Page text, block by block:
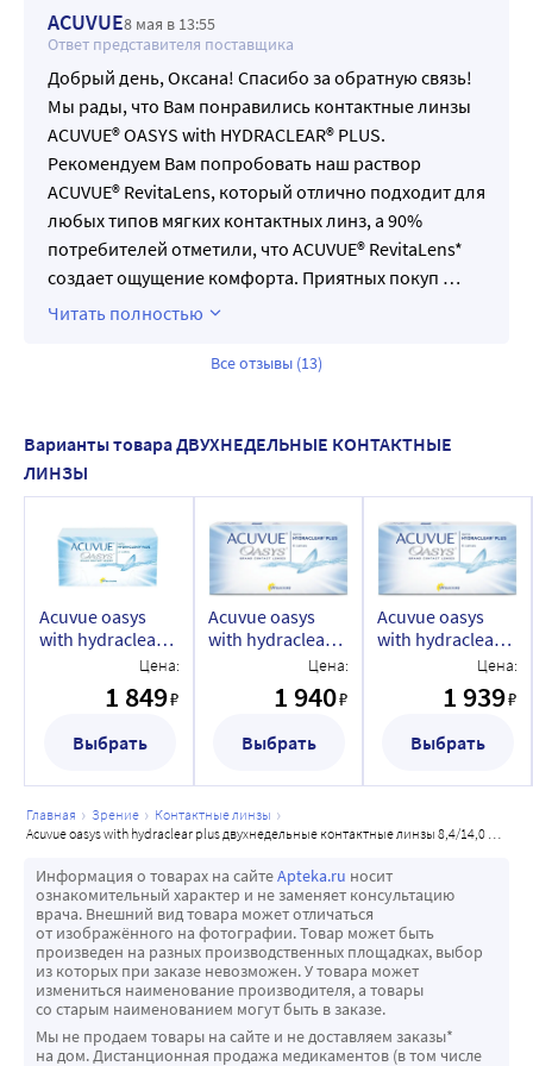
ACUVUE8 мая в 13:55
Ответ представителя поставщика
Добрый день, Оксана! Спасибо за обратную связь!
Мы рады, что Вам понравились контактные линзы
ACUVUE® OASYS with HYDRACLEAR® PLUS.
Рекомендуем Вам попробовать наш раствор
ACUVUE® RevitaLens, который отлично подходит для
любых типов мягких контактных линз, а 90%
потребителей отметили, что ACUVUE® RevitaLens*
создает ощущение комфорта. Приятных покуп …
Читать полностью
Все отзывы (13)
Варианты товара ДВУХНЕДЕЛЬНЫЕ КОНТАКТНЫЕ
ЛИНЗЫ
Acuvue oasys
with hydraclear
двухнедельные
контактные
линзы 8,4/14,0 6
шт./-10,00/
Цена:
1 849₽
Выбрать
Acuvue oasys
with hydraclear
двухнедельные
контактные
линзы 8,4/14,0 6
шт./-9,50/
Цена:
1 940₽
Выбрать
Acuvue oasys
with hydraclear
двухнедельные
контактные
линзы 8,4/14,0 6
шт./-9,00/
Цена:
1 939₽
Выбрать
главная зрение
контактные линзы
acuvue oasys with hydraclear plus двухнедельные контактные линзы 8,4/14,0 6 шт./-5,75/
Информация о товарах на сайтеApteka.ru носит
ознакомительный характер и не заменяет консультацию
врача. Внешний вид товара может отличаться
от изображённого на фотографии. Товар может быть
произведен на разных производственных площадках, выбор
из которых при заказе невозможен. У товара может
измениться наименование производителя, а товары
со старым наименованием могут быть в заказе.
Мы не продаем товары на сайте и не доставляем заказы*
на дом. Дистанционная продажа медикаментов (в том числе